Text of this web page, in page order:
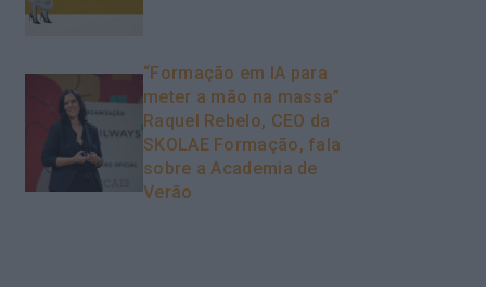
“Formação em IA para
meter a mão na massa”
Raquel Rebelo, CEO da
SKOLAE Formação, fala
sobre a Academia de
Verão